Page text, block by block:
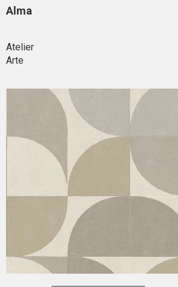
Alma
Atelier
Arte